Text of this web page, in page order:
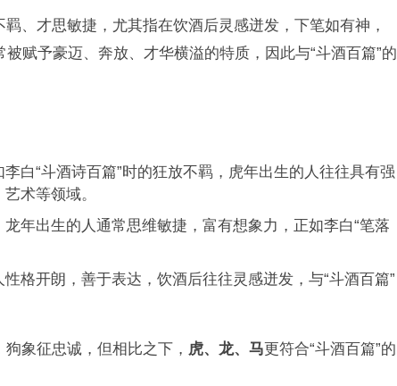
、才思敏捷，尤其指在饮酒后灵感迸发，下笔如有神，
被赋予豪迈、奔放、才华横溢的特质，因此与“斗酒百篇”的
白“斗酒诗百篇”时的狂放不羁，虎年出生的人往往具有强
术等领域。
年出生的人通常思维敏捷，富有想象力，正如李白“笔落
格开朗，善于表达，饮酒后往往灵感迸发，与“斗酒百篇”
象征忠诚，但相比之下， 虎、龙、马更符合“斗酒百篇”的